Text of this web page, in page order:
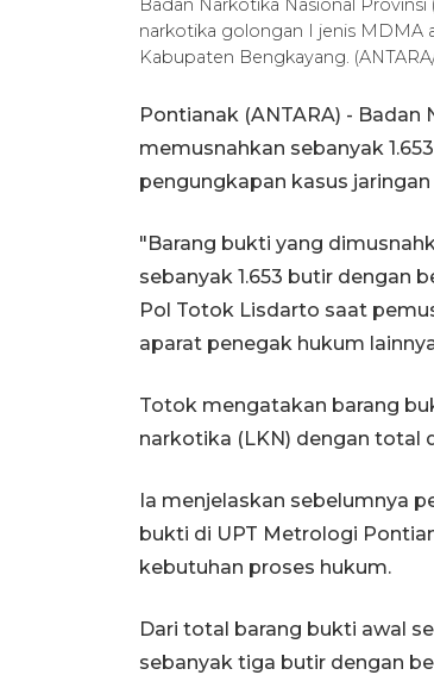
Badan Narkotika Nasional
narkotika golongan I jenis MDMA
Kabupaten Bengkayang.
Pontianak (ANTARA) -
memusnahkan sebanyak
pengungkapan kasus
"Barang bukti yang
sebanyak 1.653 butir dengan
Pol Totok Lisdarto saat
aparat penegak hukum
Totok mengatakan barang
narkotika (LKN) dengan total
Ia menjelaskan sebelumnya
bukti di UPT Metrologi
kebutuhan proses hukum.
Dari total barang bukti awal
sebanyak tiga butir dengan